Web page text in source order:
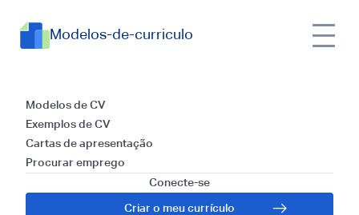
Modelos-de-curriculo
Modelos de CV
Exemplos de CV
Cartas de apresentação
Procurar emprego
Conecte-se
Criar o meu currículo
Modelos e Guia para
Redigir uma Carta
de Apresentação